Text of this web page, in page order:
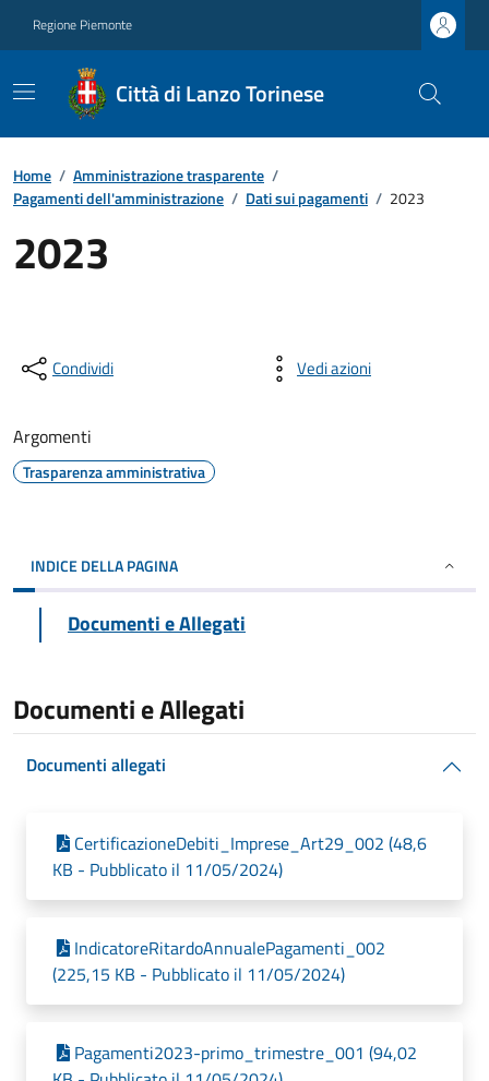
Regione Piemonte
Città di Lanzo Torinese
Home / Amministrazione trasparente /
Pagamenti dell'amministrazione / Dati sui pagamenti / 2023
2023
Condividi Vedi azioni
Argomenti
Trasparenza amministrativa
INDICE DELLA PAGINA
Documenti e Allegati
Documenti e Allegati
Documenti allegati
CertificazioneDebiti_Imprese_Art29_002 (48,6
KB - Pubblicato il 11/05/2024)
IndicatoreRitardoAnnualePagamenti_002
(225,15 KB - Pubblicato il 11/05/2024)
Pagamenti2023-primo_trimestre_001 (94,02